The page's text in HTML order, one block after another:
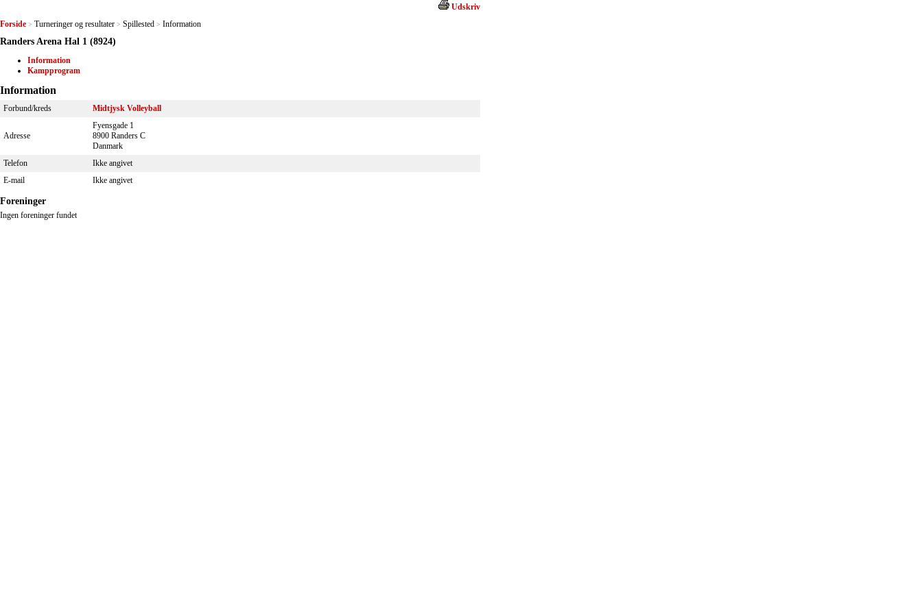
Udskriv
Forside > Turneringer og resultater > Spillested > Information
Randers Arena Hal 1 (8924)
Information
Kampprogram
Information
Forbund/kreds Midtjysk Volleyball
Adresse
Fyensgade 1
8900 Randers C
Danmark
Telefon
Ikke angivet
E-mail
Ikke angivet
Foreninger
Ingen foreninger fundet